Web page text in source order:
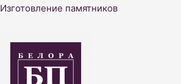
Перейти
содержимому
Изготовление памятников